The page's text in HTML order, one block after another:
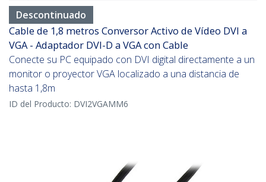
Descontinuado
Cable de 1,8 metros Conversor Activo de Vídeo DVI a
VGA - Adaptador DVI-D a VGA con Cable
Conecte su PC equipado con DVI digital directamente a un
monitor o proyector VGA localizado a una distancia de
hasta 1,8m
ID del Producto: DVI2VGAMM6